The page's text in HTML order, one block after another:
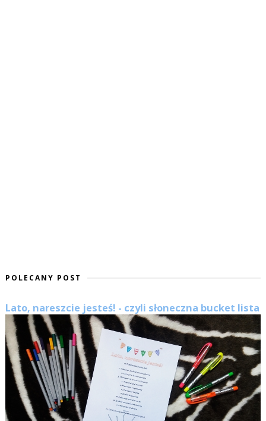
POLECANY POST
Lato, nareszcie jesteś! - czyli słoneczna bucket lista